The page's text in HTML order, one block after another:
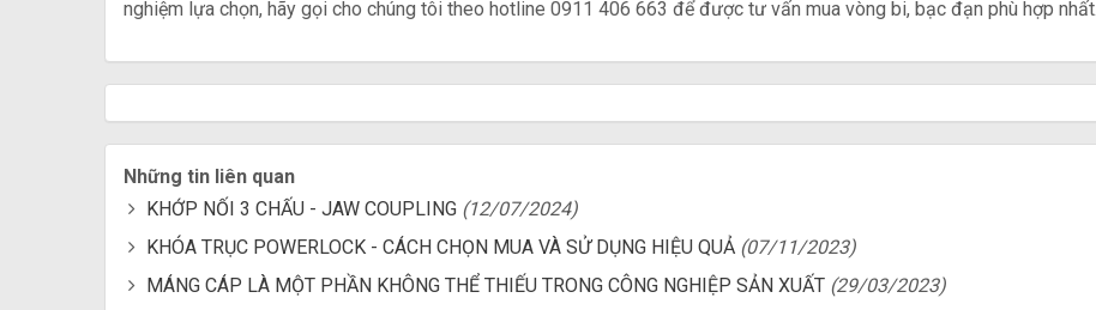
nghiệm lựa chọn, hãy gọi cho chúng tôi theo hotline 0911 406 663 để được tư vấn mua vòng bi, bạc đạn phù hợp nhất.
Những tin liên quan
KHỚP NỐI 3 CHẤU - JAW COUPLING (12/07/2024)
KHÓA TRỤC POWERLOCK - CÁCH CHỌN MUA VÀ SỬ DỤNG HIỆU QUẢ (07/11/2023)
MÁNG CÁP LÀ MỘT PHẦN KHÔNG THỂ THIẾU TRONG CÔNG NGHIỆP SẢN XUẤT (29/03/2023)